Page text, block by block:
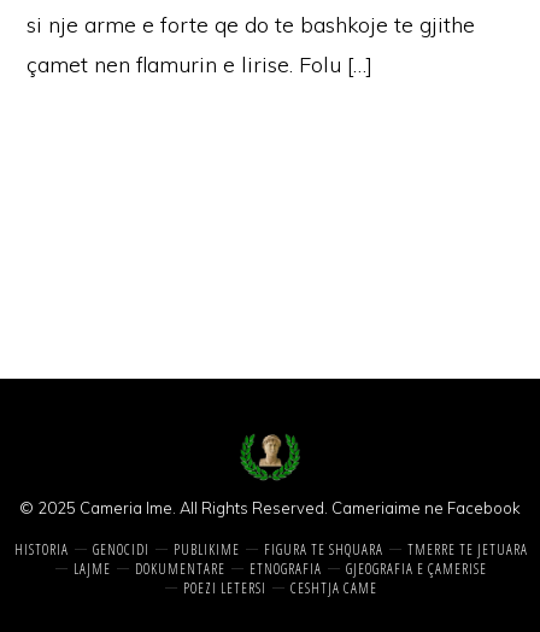
si nje arme e forte qe do te bashkoje te gjithe
çamet nen flamurin e lirise. Folu […]
© 2025 Cameria Ime. All Rights Reserved. Cameriaime ne Facebook
HISTORIA GENOCIDI PUBLIKIME FIGURA TE SHQUARA
TMERRE TE JETUARA
LAJME
DOKUMENTARE ETNOGRAFIA
GJEOGRAFIA E ÇAMERISE
POEZI LETERSI
CESHTJA CAME